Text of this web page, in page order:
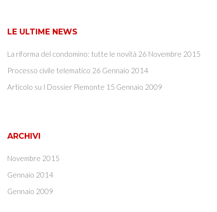
LE ULTIME NEWS
La riforma del condomino: tutte le novità 26 Novembre 2015
Processo civile telematico 26 Gennaio 2014
Articolo su I Dossier Piemonte 15 Gennaio 2009
ARCHIVI
Novembre 2015
Gennaio 2014
Gennaio 2009